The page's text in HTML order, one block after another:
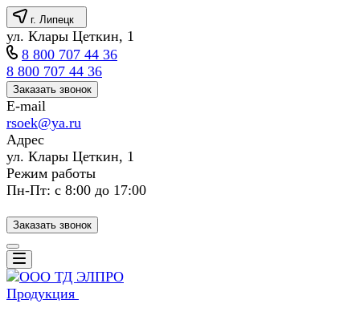
г. Липецк
ул. Клары Цеткин, 1
8 800 707 44 36
8 800 707 44 36
Заказать звонок
E-mail
rsoek@ya.ru
Адрес
ул. Клары Цеткин, 1
Режим работы
Пн-Пт: с 8:00 до 17:00
Заказать звонок
Продукция